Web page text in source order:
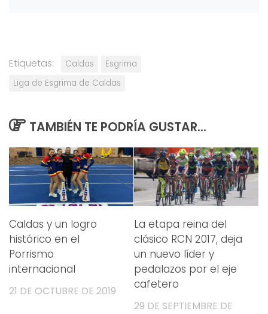
Etiquetas: Caldas
Esgrima
Liga de Esgrima de Caldas
TAMBIÉN TE PODRÍA GUSTAR...
Caldas y un logro
histórico en el
Porrismo
internacional
21 DE OCTUBRE DE 2019
La etapa reina del
clásico RCN 2017, deja
un nuevo líder y
pedalazos por el eje
cafetero
29 DE SEPTIEMBRE DE